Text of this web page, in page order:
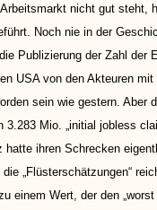
nicht gut steht,
Noch nie in der
Publizierung der Zahl der
USA von den Akteuren mit
sein wie gestern. Aber
3.283 Mio. „initial jobless
hatte ihren Schrecken
„Flüsterschätzungen“
einem Wert, der den